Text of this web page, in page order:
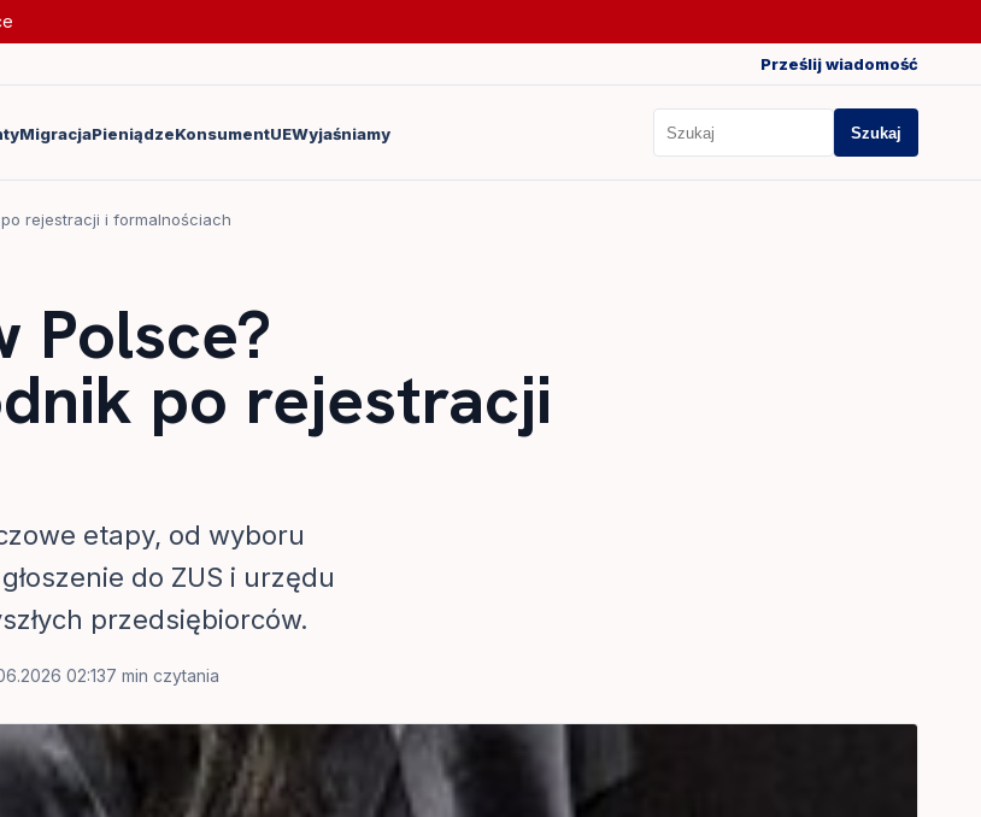
Prześlij wiadomość
MigracjaPieniądzeKonsumentUEWyjaśniamy Szukaj
Szukaj
rejestracji i formalnościach
Polsce?
po rejestracji
etapy, od wyboru
do ZUS i urzędu
przedsiębiorców.
02:137 min czytania